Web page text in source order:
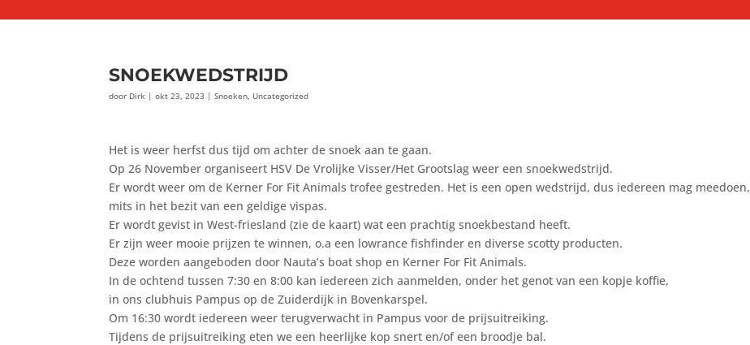
SNOEKWEDSTRIJD
door Dirk |okt 23, 2023 |Snoeken, Uncategorized
Het is weer herfst dus tijd om achter de snoek aan te gaan.
Op 26 November organiseert HSV De Vrolijke Visser/Het Grootslag weer een snoekwedstrijd.
Er wordt weer om de Kerner For Fit Animals trofee gestreden. Het is een open wedstrijd, dus iedereen mag meedoen,
mits in het bezit van een geldige vispas.
Er wordt gevist in West-friesland (zie de kaart) wat een prachtig snoekbestand heeft.
Er zijn weer mooie prijzen te winnen, o.a een lowrance fishfinder en diverse scotty producten.
Deze worden aangeboden door Nauta’s boat shop en Kerner For Fit Animals.
In de ochtend tussen 7:30 en 8:00 kan iedereen zich aanmelden, onder het genot van een kopje koffie,
in ons clubhuis Pampus op de Zuiderdijk in Bovenkarspel.
Om 16:30 wordt iedereen weer terugverwacht in Pampus voor de prijsuitreiking.
Tijdens de prijsuitreiking eten we een heerlijke kop snert en/of een broodje bal.